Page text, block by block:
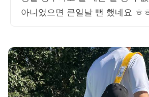
아니었으면 큰일날 뻔 했네요 ㅎ